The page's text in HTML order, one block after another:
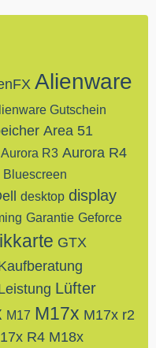
Alienware
Gutschein
Area 51
Aurora R3 Aurora R4
Bluescreen
desktop display
Garantie Geforce
GTX
Lüfter
M17 M17x M17x r2
R4 M18x